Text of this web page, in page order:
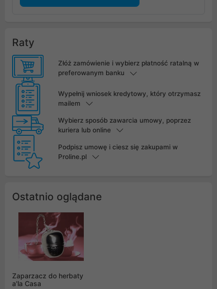
Raty
Złóż zamówienie i wybierz płatność ratalną w
preferowanym banku
Wypełnij wniosek kredytowy, który otrzymasz
mailem
Wybierz sposób zawarcia umowy, poprzez
kuriera lub online
Podpisz umowę i ciesz się zakupami w
Proline.pl
Ostatnio oglądane
Zaparzacz do herbaty
a'la Casa